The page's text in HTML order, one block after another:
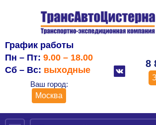
График работы
Пн – Пт: 9.00 – 18.00
Сб – Вс: выходные
Ваш город:
Москва
8